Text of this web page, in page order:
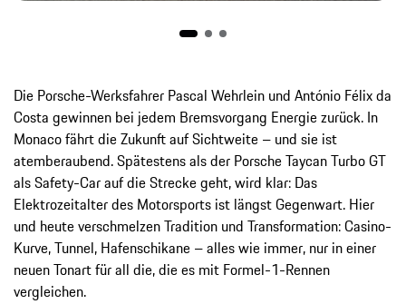
Die Porsche-Werksfahrer Pascal Wehrlein und António Félix da
Costa gewinnen bei jedem Bremsvorgang Energie zurück. In
Monaco fährt die Zukunft auf Sichtweite – und sie ist
atemberaubend. Spätestens als der Porsche Taycan Turbo GT
als Safety-Car auf die Strecke geht, wird klar: Das
Elektrozeitalter des Motorsports ist längst Gegenwart. Hier
und heute verschmelzen Tradition und Transformation: Casino-
Kurve, Tunnel, Hafenschikane – alles wie immer, nur in einer
neuen Tonart für all die, die es mit Formel-1-Rennen
vergleichen.